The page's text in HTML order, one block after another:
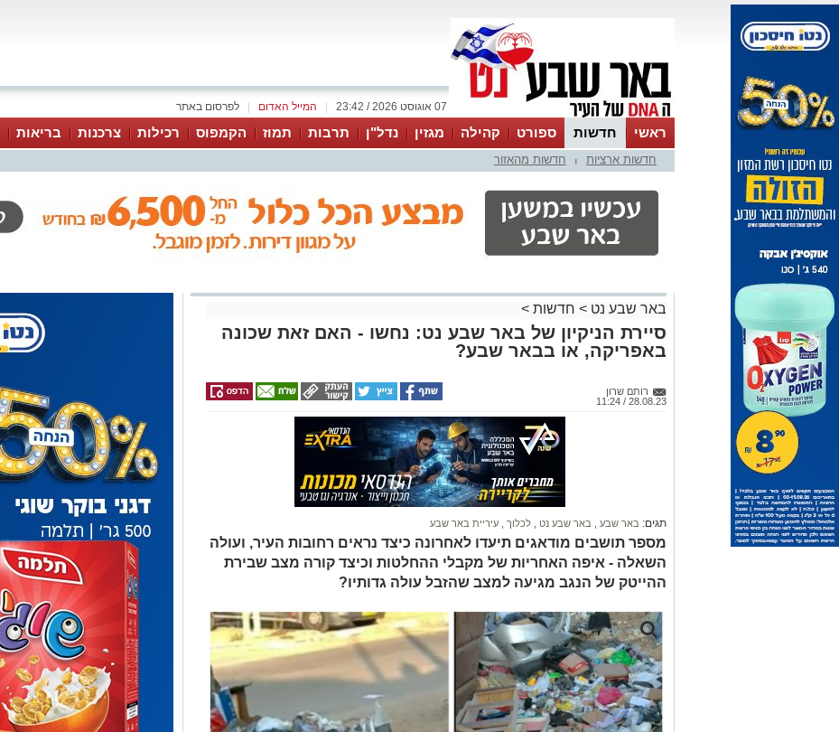
לפרסום באתר המייל האדום 07 אוגוסט 2026 / 23:42
ראשי חדשות ספורט קהילה מגזין נדל"ן תרבות תמוז הקמפוס רכילות צרכנות בריאות
עסקים
טיפים והמלצותחדשות ארציות חדשות מהאזור
באר שבע נט > חדשות >
סיירת הניקיון של באר שבע נט: נחשו - האם זאת שכונה
באפריקה, או בבאר שבע?
רותם שרון
28.08.23 / 11:24
תגים: באר שבע באר שבע נט לכלוך עיריית באר שבע
מספר תושבים מודאגים תיעדו לאחרונה כיצד נראים רחובות העיר, ועולה
השאלה - איפה האחריות של מקבלי ההחלטות וכיצד קורה מצב שבירת
ההייטק של הנגב מגיעה למצב שהזבל עולה גדותיו?